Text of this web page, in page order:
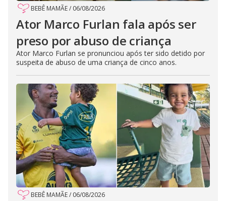
BEBÊ MAMÃE/ 06/08/2026
Ator Marco Furlan fala após ser
preso por abuso de criança
Ator Marco Furlan se pronunciou após ter sido detido por
suspeita de abuso de uma criança de cinco anos.
BEBÊ MAMÃE/ 06/08/2026